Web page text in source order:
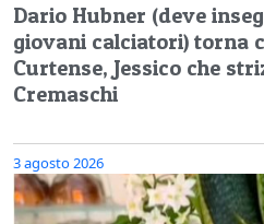
Dario Hubner (deve
giovani calciatori) torna
Curtense, Jessico che
Cremaschi
3 agosto 2026